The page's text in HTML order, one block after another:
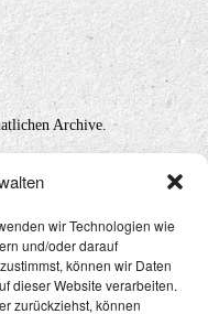
wir Technologien wie
und/oder darauf
können wir Daten
dieser Website verarbeiten.
zurückziehst, können
Archive.